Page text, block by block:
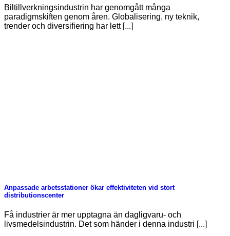
Biltillverkningsindustrin har genomgått många
paradigmskiften genom åren. Globalisering, ny teknik,
trender och diversifiering har lett [...]
Anpassade arbetsstationer ökar effektiviteten vid stort
distributionscenter
Få industrier är mer upptagna än dagligvaru- och
livsmedelsindustrin. Det som händer i denna industri [...]